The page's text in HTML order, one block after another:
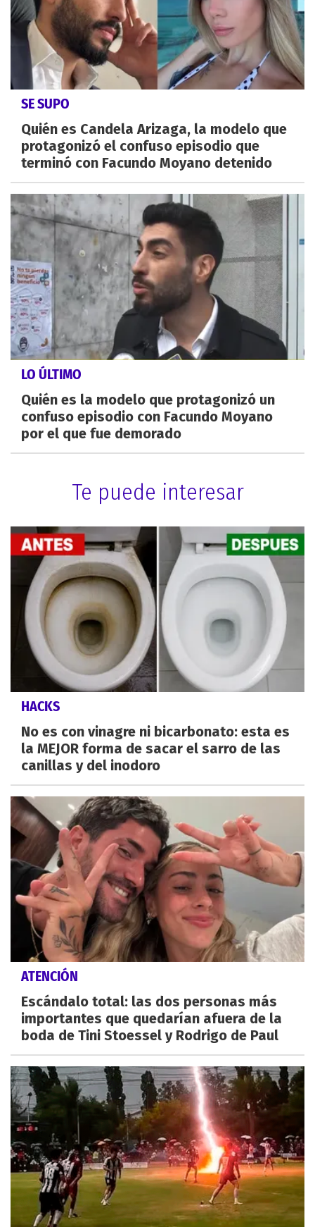
SE SUPO
Quién es Candela Arizaga, la modelo que
protagonizó el confuso episodio que
terminó con Facundo Moyano detenido
LO ÚLTIMO
Quién es la modelo que protagonizó un
confuso episodio con Facundo Moyano
por el que fue demorado
Te puede interesar
HACKS
No es con vinagre ni bicarbonato: esta es
la MEJOR forma de sacar el sarro de las
canillas y del inodoro
ATENCIÓN
Escándalo total: las dos personas más
importantes que quedarían afuera de la
boda de Tini Stoessel y Rodrigo de Paul